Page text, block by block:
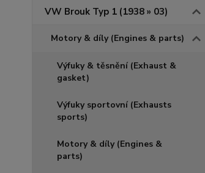
VW Brouk Typ 1 (1938 » 03)
Motory & díly (Engines & parts)
Výfuky & těsnění (Exhaust &
gasket)
Výfuky sportovní (Exhausts
sports)
Motory & díly (Engines &
parts)